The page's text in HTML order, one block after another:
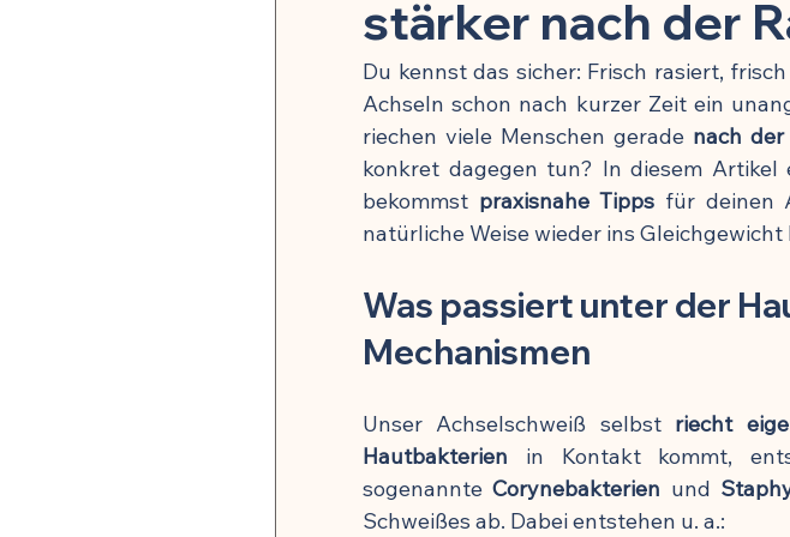
Mikrobiom & Parasiten Chronisch-entzündliche
Neurobiologie & mentale Gesundheit Schmerzmittel
Stoffwechsel & Energie Krafttraining & Muskelaufbau
🍽️ Rezepte für Darmheilung 🍽️ Rezepte für Energie &
stärker nach der
Du kennst das sicher: Frisch rasiert,
Achseln schon nach kurzer Zeit ein
riechen viele Menschen gerade nach der
konkret dagegen tun? In diesem
bekommst praxisnahe Tipps für deinen
natürliche Weise wieder ins Gleichgewicht
Was passiert unter der
Mechanismen
Unser Achselschweiß selbst riecht
Hautbakterien in Kontakt kommt,
sogenannte Corynebakterien und
Schweißes ab. Dabei entstehen u. a.: